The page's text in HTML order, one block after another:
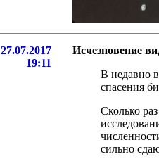
27.07.2017
19:11
Исчезновение
В недавно
спасения
Сколько
сильно